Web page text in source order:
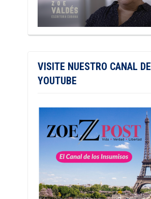
VISITE NUESTRO CANAL DE
YOUTUBE